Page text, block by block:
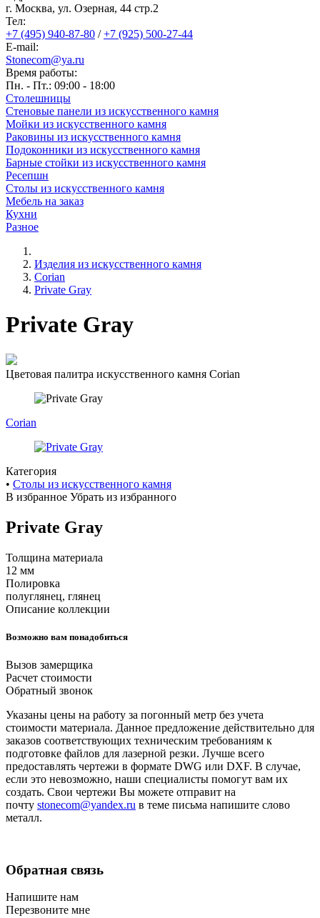
г. Москва, ул. Озерная, 44 cтр.2
Тел:
+7 (495) 940-87-80 /+7 (925) 500-27-44
E-mail:
Stonecom@ya.ru
Время работы:
Пн. - Пт.: 09:00 - 18:00
Столешницы
Стеновые панели из искусственного камня
Мойки из искусственного камня
Раковины из искусственного камня
Подоконники из искусственного камня
Барные стойки из искусственного камня
Ресепшн
Cтолы из искусственного камня
Мебель на заказ
Кухни
Разное
Строка
навигации
Изделия из искусственного камня
Corian
Private Gray
Private Gray
Цветовая палитра искусственного камня Corian
Corian
Категория
• Cтолы из искусственного камня
В избранное Убрать из избранного
Private Gray
Толщина материала
12 мм
Полировка
полуглянец, глянец
Описание коллекции
Возможно вам понадобиться
Вызов замерщика
Расчет стоимости
Обратный звонок
Указаны цены на работу за погонный метр без учета
стоимости материала. Данное предложение действительно для
заказов соответствующих техническим требованиям к
подготовке файлов для лазерной резки. Лучше всего
предоставлять чертежи в формате DWG или DXF. В случае,
если это невозможно, наши специалисты помогут вам их
создать. Свои чертежи Вы можете отправит на
почту stonecom@yandex.ru в теме письма напишите слово
металл.
Обратная связь
Напишите нам
Перезвоните мне